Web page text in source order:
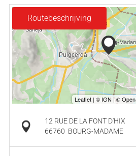
Routebeschrijving
12 RUE DE LA FONT D'HIX
66760 BOURG-MADAME